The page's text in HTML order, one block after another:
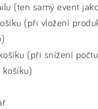
(ten samý event
(při vložení
(při snížení